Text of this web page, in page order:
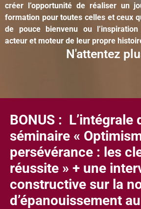
créer l’opportunité de réaliser un
formation pour toutes celles et ceux
de pouce bienvenu ou
acteur et moteur de leur propre
N'attentez
BONUS : L’intégrale
séminaire «
persévérance : les
réussite » + une
constructive sur la
d’épanouissement